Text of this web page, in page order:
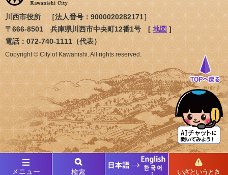
メニュー 検索 いざというとき
川西市役所 ［法人番号：9000020282171］
〒666-8501 兵庫県川西市中央町12番1号 [ 地図 ]
電話：072-740-1111（代表）
Copyright © City of Kawanishi. All rights reserved.